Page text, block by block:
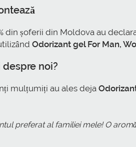
din șoferii din Moldova au
Odorizant gel For Man,
noi?
mulțumiți au ales deja
preferat al familiei mele! O